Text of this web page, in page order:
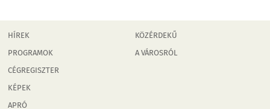
HÍREK
PROGRAMOK
CÉGREGISZTER
KÉPEK
APRÓ
KÖZÉRDEKŰ
A VÁROSRÓL